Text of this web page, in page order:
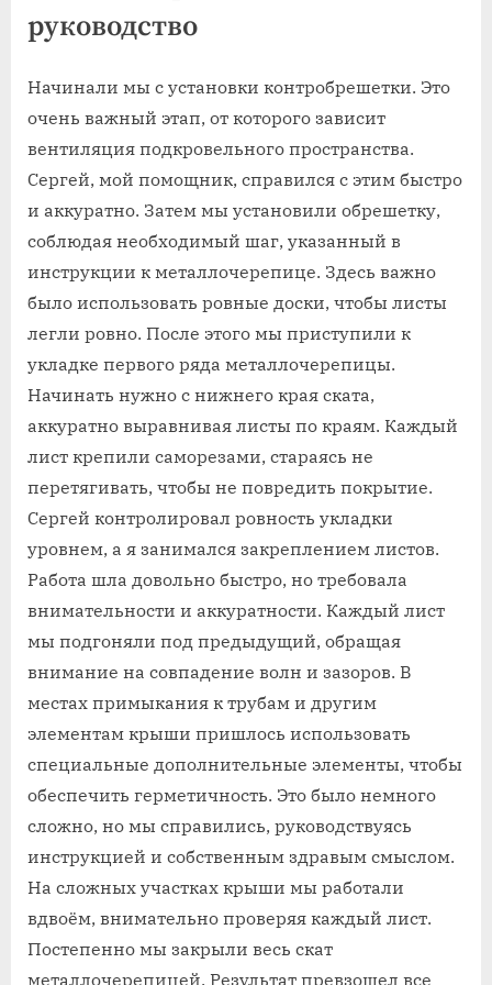
руководство
Начинали мы с установки контробрешетки. Это
очень важный этап, от которого зависит
вентиляция подкровельного пространства.
Сергей, мой помощник, справился с этим быстро
и аккуратно. Затем мы установили обрешетку,
соблюдая необходимый шаг, указанный в
инструкции к металлочерепице. Здесь важно
было использовать ровные доски, чтобы листы
легли ровно. После этого мы приступили к
укладке первого ряда металлочерепицы.
Начинать нужно с нижнего края ската,
аккуратно выравнивая листы по краям. Каждый
лист крепили саморезами, стараясь не
перетягивать, чтобы не повредить покрытие.
Сергей контролировал ровность укладки
уровнем, а я занимался закреплением листов.
Работа шла довольно быстро, но требовала
внимательности и аккуратности. Каждый лист
мы подгоняли под предыдущий, обращая
внимание на совпадение волн и зазоров. В
местах примыкания к трубам и другим
элементам крыши пришлось использовать
специальные дополнительные элементы, чтобы
обеспечить герметичность. Это было немного
сложно, но мы справились, руководствуясь
инструкцией и собственным здравым смыслом.
На сложных участках крыши мы работали
вдвоём, внимательно проверяя каждый лист.
Постепенно мы закрыли весь скат
металлочерепицей. Результат превзошел все